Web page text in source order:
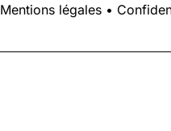
Mentions légales •